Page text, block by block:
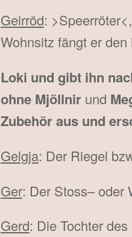
Geirröd:
Wohnsitz fängt er den
Loki und gibt ihn
ohne Mjöllnir und
Zubehör aus und
Gelgja: Der Riegel
Ger: Der Stoss– oder
Gerd: Die Tochter des